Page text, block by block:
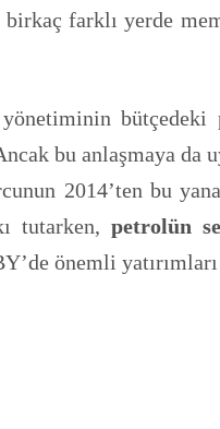
farklı yerde
bu anlaşmaya da
2014’ten bu
tutarken,petrolün
önemli